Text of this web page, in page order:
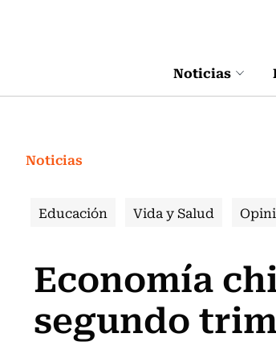
Noticias
Noticias
Educación Vida y Salud
Economía
segundo